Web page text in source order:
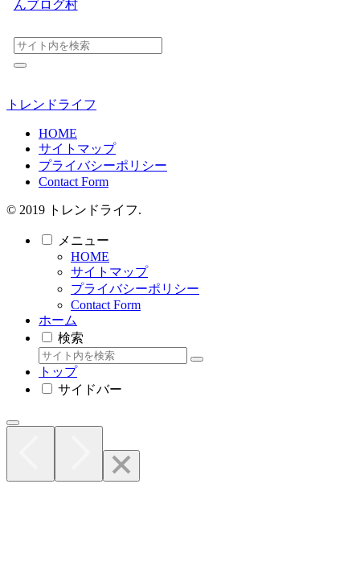
ブ
んブログ村
トレンドライフ
HOME
サイトマップ
プライバシーポリシー
Contact Form
© 2019 トレンドライフ.
メニュー
HOME
サイトマップ
プライバシーポリシー
Contact Form
ホーム
検索
トップ
サイドバー